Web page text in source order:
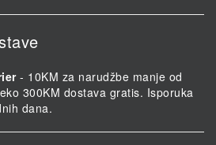
- 10KM za narudžbe manje od
300KM dostava gratis. Isporuka
dana.